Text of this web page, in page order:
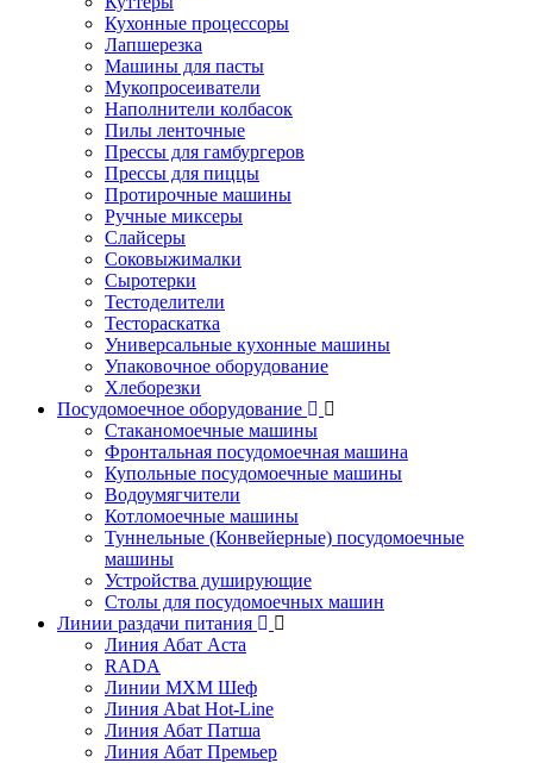
Кухонные процессоры
Лапшерезка
Машины для пасты
Мукопросеиватели
Наполнители колбасок
Пилы ленточные
Прессы для гамбургеров
Прессы для пиццы
Протирочные машины
Ручные миксеры
Слайсеры
Соковыжималки
Сыротерки
Тестоделители
Тестораскатка
Универсальные кухонные машины
Упаковочное оборудование
Хлеборезки
Посудомоечное оборудование
Стаканомоечные машины
Фронтальная посудомоечная машина
Купольные посудомоечные машины
Водоумягчители
Котломоечные машины
Туннельные (Конвейерные) посудомоечные
машины
Устройства душирующие
Столы для посудомоечных машин
Линии раздачи питания
Линия Абат Аста
RADA
Линии МХМ Шеф
Линия Abat Hot-Line
Линия Абат Патша
Линия Абат Премьер